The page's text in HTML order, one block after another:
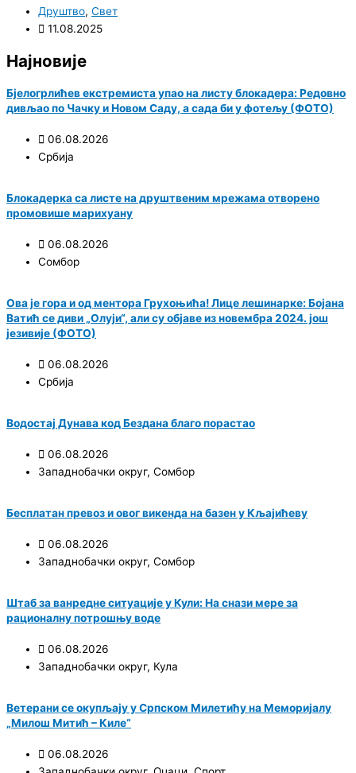
Друштво, Свет
11.08.2025
Најновије
Бјелогрлићев екстремиста упао на листу блокадера: Редовно
дивљао по Чачку и Новом Саду, а сада би у фотељу (ФОТО)
06.08.2026
Србија
Блокадерка са листе на друштвеним мрежама отворено
промовише марихуану
06.08.2026
Сомбор
Ова је гора и од ментора Грухоњића! Лице лешинарке: Бојана
Ватић се диви „Олуји“, али су објаве из новембра 2024. још
језивије (ФОТО)
06.08.2026
Србија
Водостај Дунава код Бездана благо порастао
06.08.2026
Западнобачки округ, Сомбор
Бесплатан превоз и овог викенда на базен у Кљајићеву
06.08.2026
Западнобачки округ, Сомбор
Штаб за ванредне ситуације у Кули: На снази мере за
рационалну потрошњу воде
06.08.2026
Западнобачки округ, Кула
Ветерани се окупљају у Српском Милетићу на Меморијалу
„Милош Митић – Киле“
06.08.2026